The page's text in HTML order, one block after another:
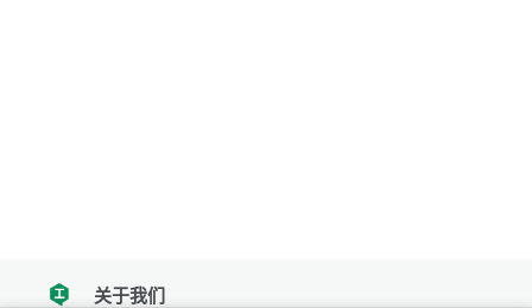
tencent关于我们